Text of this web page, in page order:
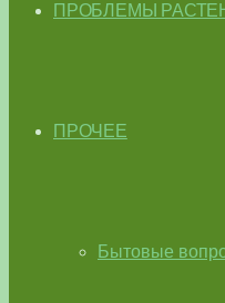
ПРОБЛЕМЫ
ПРОЧЕЕ
Бытовые